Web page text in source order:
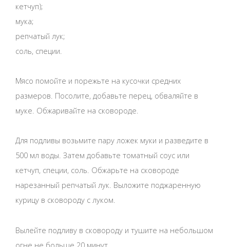
кетчуп);
мука;
репчатый лук;
соль, специи.
Мясо помойте и порежьте на кусочки средних
размеров. Посолите, добавьте перец, обваляйте в
муке. Обжаривайте на сковороде.
Для подливы возьмите пару ложек муки и разведите в
500 мл воды. Затем добавьте томатный соус или
кетчуп, специи, соль. Обжарьте на сковороде
нарезанный репчатый лук. Выложите поджаренную
курицу в сковороду с луком.
Вылейте подливу в сковороду и тушите на небольшом
огне не больше 20 минут.